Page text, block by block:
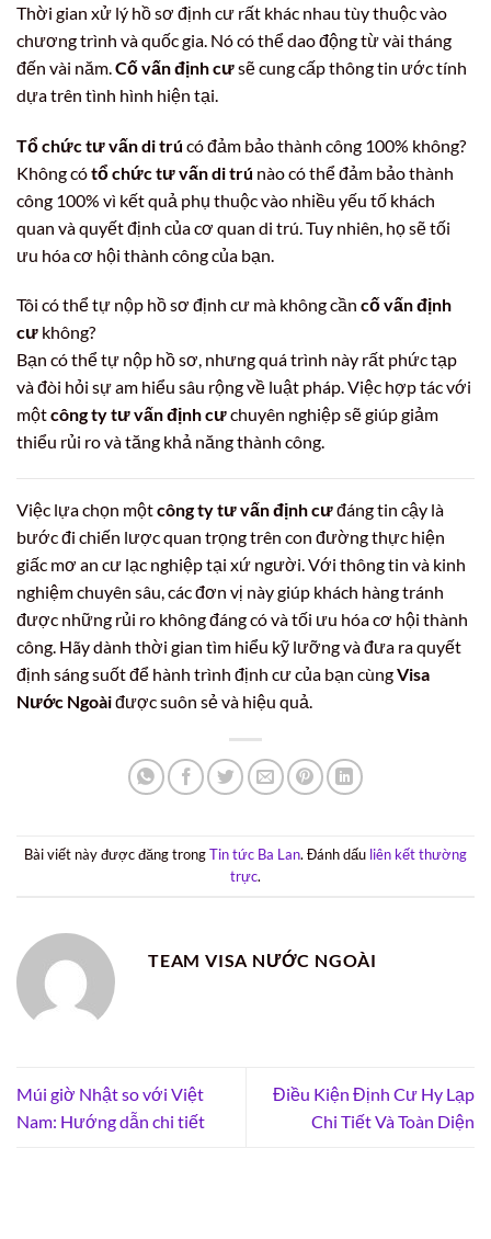
Thời gian xử lý hồ sơ định cư rất khác nhau tùy thuộc vào
chương trình và quốc gia. Nó có thể dao động từ vài tháng
đến vài năm. Cố vấn định cưsẽ cung cấp thông tin ước tính
dựa trên tình hình hiện tại.
Tổ chức tư vấn di trú có đảm bảo thành công 100% không?
Không cótổ chức tư vấn di trú nào có thể đảm bảo thành
công 100% vì kết quả phụ thuộc vào nhiều yếu tố khách
quan và quyết định của cơ quan di trú. Tuy nhiên, họ sẽ tối
ưu hóa cơ hội thành công của bạn.
Tôi có thể tự nộp hồ sơ định cư mà không cần cố vấn định
cư không?
Bạn có thể tự nộp hồ sơ, nhưng quá trình này rất phức tạp
và đòi hỏi sự am hiểu sâu rộng về luật pháp. Việc hợp tác với
mộtcông ty tư vấn định cưchuyên nghiệp sẽ giúp giảm
thiểu rủi ro và tăng khả năng thành công.
Việc lựa chọn mộtcông ty tư vấn định cưđáng tin cậy là
bước đi chiến lược quan trọng trên con đường thực hiện
giấc mơ an cư lạc nghiệp tại xứ người. Với thông tin và kinh
nghiệm chuyên sâu, các đơn vị này giúp khách hàng tránh
được những rủi ro không đáng có và tối ưu hóa cơ hội thành
công. Hãy dành thời gian tìm hiểu kỹ lưỡng và đưa ra quyết
định sáng suốt để hành trình định cư của bạn cùngVisa
Nước Ngoàiđược suôn sẻ và hiệu quả.
Bài viết này được đăng trongTin tức Ba Lan. Đánh dấu liên kết thường
trực.
TEAM VISA NƯỚC NGOÀI
Múi giờ Nhật so với Việt
Nam: Hướng dẫn chi tiết
Điều Kiện Định Cư Hy Lạp
Chi Tiết Và Toàn Diện